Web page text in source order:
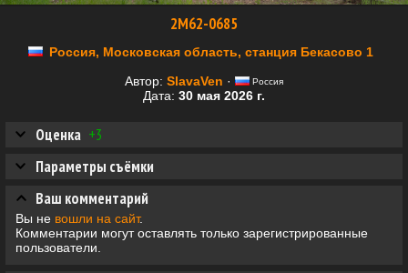
2М62-0685
Россия, Московская область, станция Бекасово 1
Автор: SlavaVen · Россия
Дата: 30 мая 2026 г.
Оценка +3
Параметры съёмки
Ваш комментарий
Вы не вошли на сайт.
Комментарии могут оставлять только зарегистрированные
пользователи.